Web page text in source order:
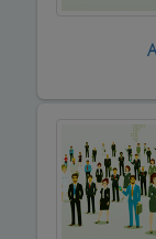
Diğer
Dijital Uydu
Diş Hekimleri